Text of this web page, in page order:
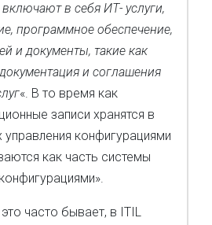
в себя ИТ- услуги,
программное обеспечение,
и документы, такие как
и соглашения
«. В то время как
записи хранятся в
управления конфигурациями
как часть системы
часто бывает, в ITIL